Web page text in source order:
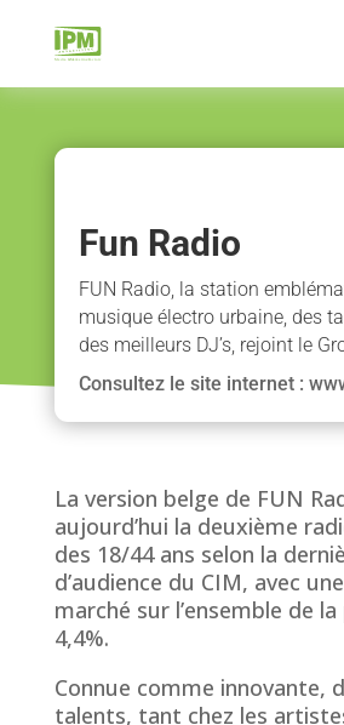
Fun Radio
FUN Radio, la station
musique électro urbaine, des
des meilleurs DJ’s, rejoint le
Consultez le site internet :
La version belge de FUN
aujourd’hui la deuxième
des 18/44 ans selon la
d’audience du CIM, avec
marché sur l’ensemble de
4,4%.
Connue comme innovante,
talents, tant chez les